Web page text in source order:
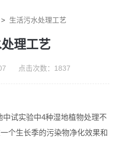
> 生活污水处理工艺
理工艺
07 点击次数：1837
试实验中4种湿地植物处理不
个生长季的污染物净化效果和